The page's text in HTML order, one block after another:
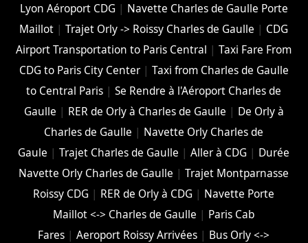
Lyon Aéroport CDG | Navette Charles de Gaulle Porte
Maillot |Trajet Orly -> Roissy Charles de Gaulle | CDG
Airport Transportation to Paris Central |Taxi Fare From
CDG to Paris City Center| Taxi from Charles de Gaulle
to Central Paris |Se Rendre à l'Aéroport Charles de
Gaulle | RER de Orly à Charles de Gaulle | De Orly à
Charles de Gaulle | Navette Orly Charles de
Gaule |Trajet Charles de Gaulle |Aller à CDG | Durée
Navette Orly Charles de Gaulle |Trajet Montparnasse
Roissy CDG | RER de Orly à CDG | Navette Porte
Maillot <-> Charles de Gaulle | Paris Cab
Fares |Aeroport Roissy Arrivées | Bus Orly <->